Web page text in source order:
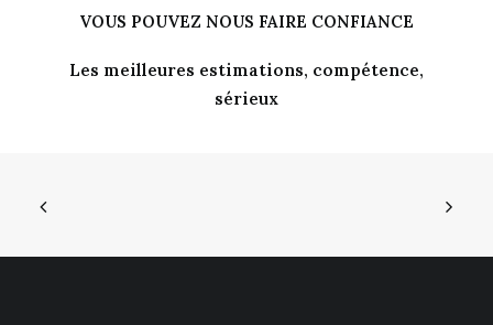
VOUS POUVEZ NOUS FAIRE CONFIANCE
Les meilleures estimations, compétence,
sérieux